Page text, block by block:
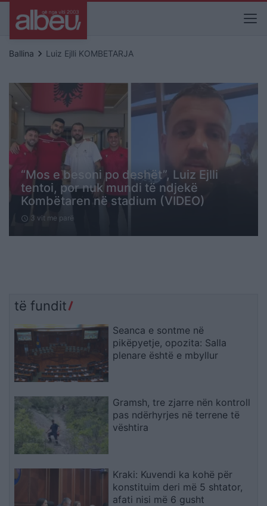
Ballina keyboard_arrow_right Luiz Ejlli KOMBETARJA
“Mos e besoni po deshët”, Luiz Ejlli
tentoi, por nuk mundi të ndjekë
Kombëtaren në stadium (VIDEO)
schedule 3 vit me parë
të fundit
Seanca e sontme në
pikëpyetje, opozita: Salla
plenare është e mbyllur
Gramsh, tre zjarre nën kontroll
pas ndërhyrjes në terrene të
vështira
Kraki: Kuvendi ka kohë për
konstituim deri më 5 shtator,
afati nisi më 6 gusht